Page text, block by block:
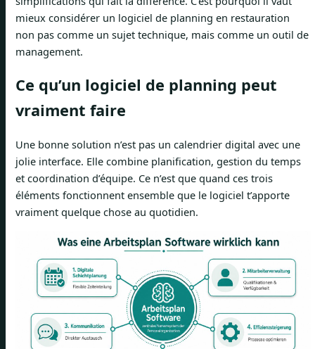
mieux considérer un logiciel de planning en restauration
non pas comme un sujet technique, mais comme un outil de
management.
Ce qu’un logiciel de planning peut
vraiment faire
Une bonne solution n’est pas un calendrier digital avec une
jolie interface. Elle combine planification, gestion du temps
et coordination d’équipe. Ce n’est que quand ces trois
éléments fonctionnent ensemble que le logiciel t’apporte
vraiment quelque chose au quotidien.